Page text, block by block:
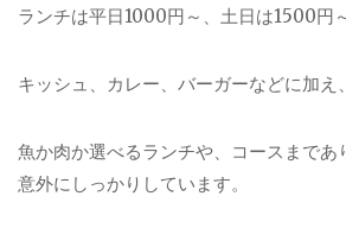
ランチは平日1000円～、土日は1500円～
キッシュ、カレー、バーガーなどに加え、
魚か肉か選べるランチや、コースまであ
意外にしっかりしています。